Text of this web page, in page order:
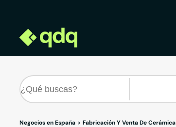
Negocios en España Fabricación Y Venta De Cerámica